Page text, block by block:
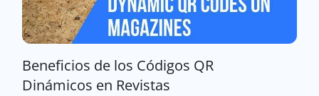
Beneficios de los Códigos QR
Dinámicos en Revistas